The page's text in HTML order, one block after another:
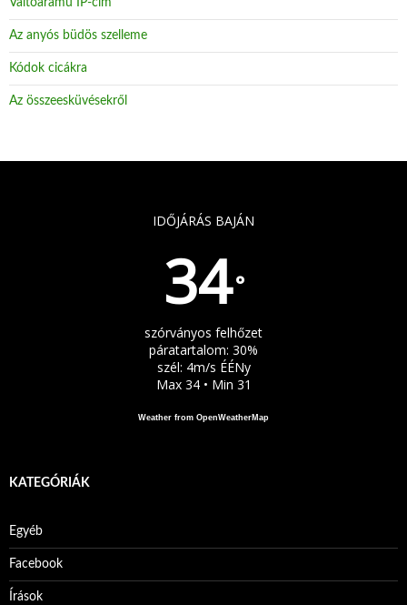
Váltóáramú IP-cím
Az anyós büdös szelleme
Kódok cicákra
Az összeesküvésekről
IDŐJÁRÁS BAJÁN
34°
szórványos felhőzet
páratartalom: 30%
szél: 4m/s ÉÉNy
Max 34 • Min 31
Weather from OpenWeatherMap
KATEGÓRIÁK
Egyéb
Facebook
Írások